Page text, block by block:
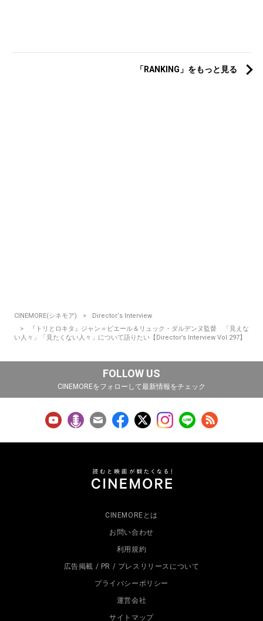
「RANKING」をもっと見る
CINEMORE(シネモア)
Director‘s Interview
『トリとロキタ』ジャン＝ピエール＆リュック・ダルデンヌ監督 「見えな
い人々」「見たくない人々」について語りたい【Director’s Interview Vol.297】
FOLLOW US
CINEMOREをフォローして最新情報をチェック
CINEMOREとは
お問い合わせ
利用規約
広告掲載 / PR / プレスリリースについて
プライバシーポリシー
運営会社
サイトマップ